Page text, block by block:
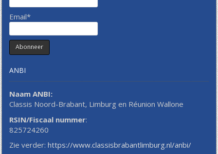
Email*
ANBI
Naam ANBI:
Classis Noord-Brabant, Limburg en Réunion Wallone
RSIN/Fiscaal nummer:
825724260
Zie verder:https://www.classisbrabantlimburg.nl/anbi/